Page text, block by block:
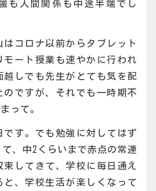
も人間関係も中途半端でし
はコロナ以前からタブレット
モート授業も速やかに行われ
越しでも先生がとても気を配
のですが、それでも一時期不
って。
です。でも勉強に対してはず
、中2くらいまで赤点の常連
してきて、学校に毎日通え
と、学校生活が楽しくなって